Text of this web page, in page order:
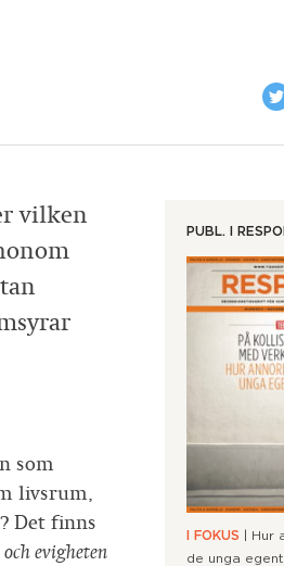
vilken
som
livsrum,
Det finns
evigheten
PUBL. I
I FOKUS
| Hur
de unga